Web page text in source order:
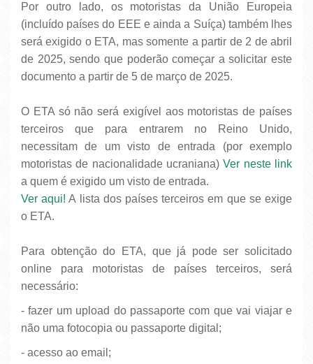
Por outro lado, os motoristas da União Europeia
(incluído países do EEE e ainda a Suíça) também lhes
será exigido o ETA, mas somente a partir de 2 de abril
de 2025, sendo que poderão começar a solicitar este
documento a partir de 5 de março de 2025.
O ETA só não será exigível aos motoristas de países
terceiros que para entrarem no Reino Unido,
necessitam de um visto de entrada (por exemplo
motoristas de nacionalidade ucraniana)Ver neste link
a quem é exigido um visto de entrada.
Ver aqui! A lista dos países terceiros em que se exige
o ETA.
Para obtenção do ETA, que já pode ser solicitado
online para motoristas de países terceiros, será
necessário:
- fazer um upload do passaporte com que vai viajar e
não uma fotocopia ou passaporte digital;
- acesso ao email;